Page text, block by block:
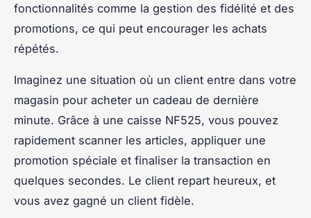
fonctionnalités comme la gestion des fidélité et des
promotions, ce qui peut encourager les achats
répétés.
Imaginez une situation où un client entre dans votre
magasin pour acheter un cadeau de dernière
minute. Grâce à une caisse NF525, vous pouvez
rapidement scanner les articles, appliquer une
promotion spéciale et finaliser la transaction en
quelques secondes. Le client repart heureux, et
vous avez gagné un client fidèle.